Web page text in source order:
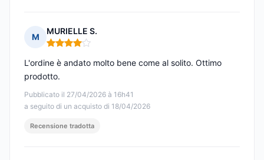
M
MURIELLE S.
Nota: 4 su 5
Pubblicato il 27/04/2026 à 16h41
a seguito di un acquisto di 18/04/2026
L'ordine è andato molto bene come al solito. Ottimo
prodotto.
Recensione tradotta